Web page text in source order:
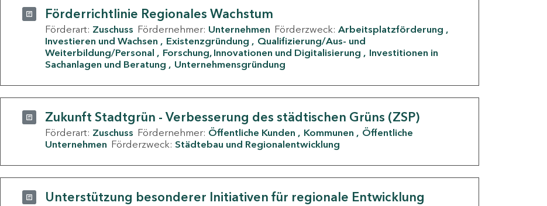
Förderrichtlinie Regionales Wachstum
Förderart: Zuschuss Fördernehmer: Unternehmen Förderzweck: Arbeitsplatzförderung
Investieren und Wachsen
Existenzgründung
Qualifizierung/Aus- und
Weiterbildung/Personal
Forschung, Innovationen und Digitalisierung
Investitionen in
Sachanlagen und Beratung
Unternehmensgründung
Zukunft Stadtgrün - Verbesserung des städtischen Grüns (ZSP)
Förderart: Zuschuss Fördernehmer: Öffentliche Kunden Kommunen
Öffentliche
Unternehmen Förderzweck: Städtebau und Regionalentwicklung
Unterstützung besonderer Initiativen für regionale Entwicklung